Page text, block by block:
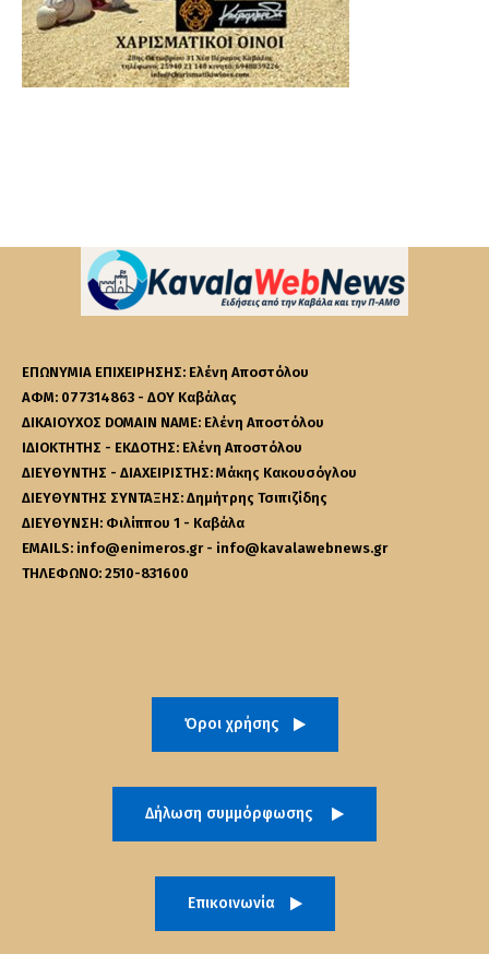
ΕΠΩΝΥΜΙΑ ΕΠΙΧΕΙΡΗΣΗΣ: Ελένη Αποστόλου
ΑΦΜ: 077314863 - ΔΟΥ Καβάλας
ΔΙΚΑΙΟΥΧΟΣ DOMAIN NAME: Ελένη Αποστόλου
ΙΔΙΟΚΤΗΤΗΣ - ΕΚΔΟΤΗΣ: Ελένη Αποστόλου
ΔΙΕΥΘΥΝΤΗΣ - ΔΙΑΧΕΙΡΙΣΤΗΣ: Μάκης Κακουσόγλου
ΔΙΕΥΘΥΝΤΗΣ ΣΥΝΤΑΞΗΣ: Δημήτρης Τσιπιζίδης
ΔΙΕΥΘΥΝΣΗ: Φιλίππου 1 - Καβάλα
EMAILS: info@enimeros.gr - info@kavalawebnews.gr
ΤΗΛΕΦΩΝΟ: 2510-831600
Όροι χρήσης
Δήλωση συμμόρφωσης
Επικοινωνία